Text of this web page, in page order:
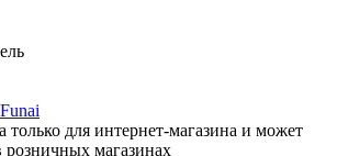
только для интернет-магазина и может
розничных магазинах